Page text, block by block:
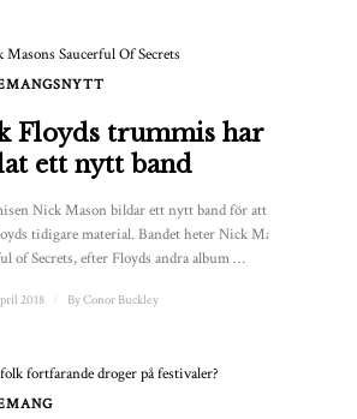
Floyds trummis har
ett nytt band
Nick Mason bildar ett nytt band för att spela
tidigare material. Bandet heter Nick Mason’s
of Secrets, efter Floyds andra album …
2018 ByConor Buckley